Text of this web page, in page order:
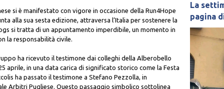
si è manifestato con vigore in occasione della Run4Hope
alla sua sesta edizione, attraversa l’Italia per sostenere la
si tratta di un appuntamento imperdibile, un momento in
la responsabilità civile.
ha ricevuto il testimone dai colleghi della Alberobello
aprile, in una data carica di significato storico come la Festa
ha passato il testimone a Stefano Pezzolla, in
Arbitri Pugliese. Questo passaggio simbolico sottolinea
La
pagina